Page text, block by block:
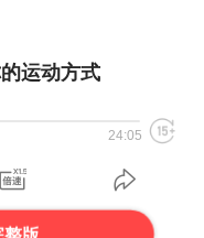
运动方式
24:05